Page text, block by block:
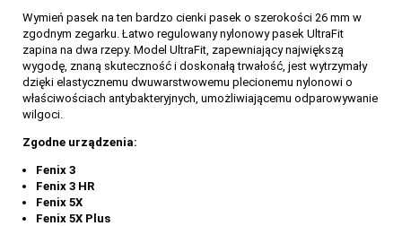
Wymień pasek na ten bardzo cienki pasek o szerokości 26 mm w
zgodnym zegarku. Łatwo regulowany nylonowy pasek UltraFit
zapina na dwa rzepy. Model UltraFit, zapewniający największą
wygodę, znaną skuteczność i doskonałą trwałość, jest wytrzymały
dzięki elastycznemu dwuwarstwowemu plecionemu nylonowi o
właściwościach antybakteryjnych, umożliwiającemu odparowywanie
wilgoci.
Zgodne urządzenia:
Fenix 3
Fenix 3 HR
Fenix 5X
Fenix 5X Plus